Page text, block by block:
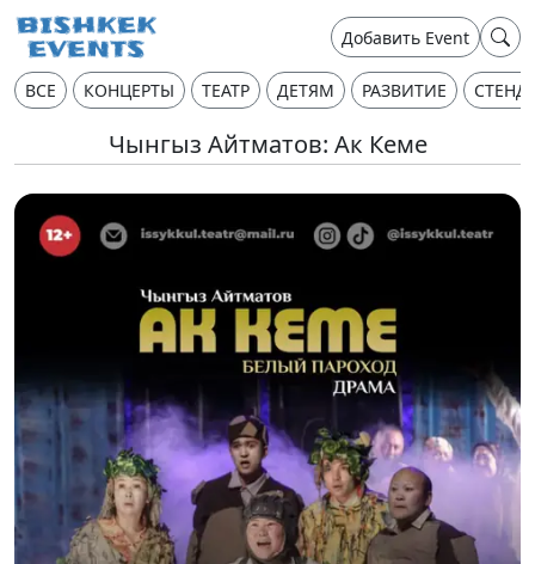
Добавить Event
ВСЕ КОНЦЕРТЫ ТЕАТР ДЕТЯМ РАЗВИТИЕ
Чынгыз Айтматов: Ак Кеме